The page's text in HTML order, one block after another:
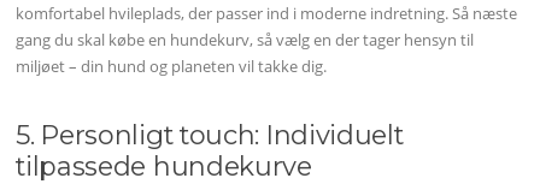
komfortabel hvileplads, der passer ind i moderne indretning. Så næste
gang du skal købe en hundekurv, så vælg en der tager hensyn til
miljøet – din hund og planeten vil takke dig.
5. Personligt touch: Individuelt
tilpassede hundekurve